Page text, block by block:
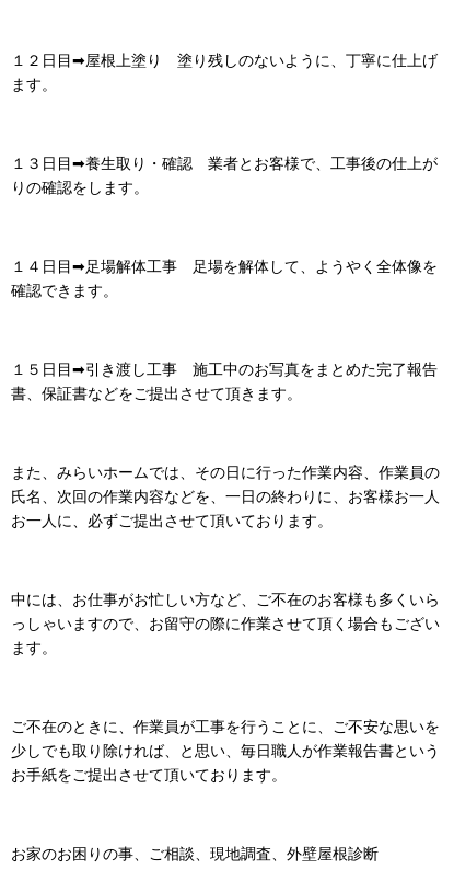
１２日目➡屋根上塗り 塗り残しのないように、丁寧に仕上げ
ます。
１３日目➡養生取り・確認 業者とお客様で、工事後の仕上が
りの確認をします。
１４日目➡足場解体工事 足場を解体して、ようやく全体像を
確認できます。
１５日目➡引き渡し工事 施工中のお写真をまとめた完了報告
書、保証書などをご提出させて頂きます。
また、みらいホームでは、その日に行った作業内容、作業員の
氏名、次回の作業内容などを、一日の終わりに、お客様お一人
お一人に、必ずご提出させて頂いております。
中には、お仕事がお忙しい方など、ご不在のお客様も多くいら
っしゃいますので、お留守の際に作業させて頂く場合もござい
ます。
ご不在のときに、作業員が工事を行うことに、ご不安な思いを
少しでも取り除ければ、と思い、毎日職人が作業報告書という
お手紙をご提出させて頂いております。
お家のお困りの事、ご相談、現地調査、外壁屋根診断